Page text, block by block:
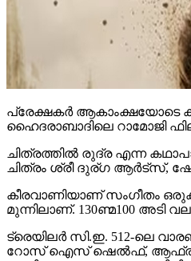
പ്രേക്ഷകര്‍ ആകാംക്ഷയോടെ
ഹൈദരാബാദിലെ റാമോജി
ചിത്രത്തില്‍ രുദ്ര എന്ന
ചിത്രം ശ്രീ ദുര്ഗ ആര്‍ട്‌സ്,
കീരവാണിയാണ് സംഗീതം
മുന്നിലാണ്. 130ണ്മ100 അടി
ട്രെയിലര്‍ സി.ഇ. 512-ലെ
റോസ് ഐസ് ഷെല്‍ഫ്,